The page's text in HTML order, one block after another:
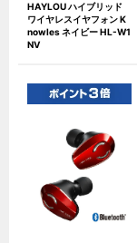
HAYLOU ハイブリッド
ワイヤレスイヤフォン K
nowles ネイビー HL-W1
NV